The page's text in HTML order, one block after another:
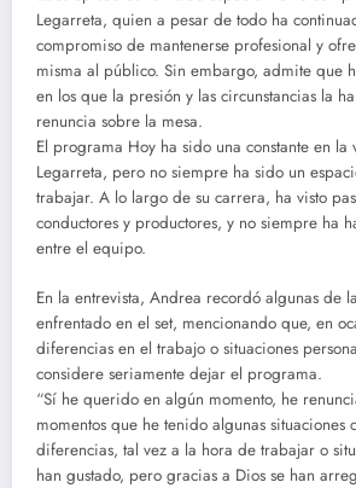
Legarreta, quien a pesar de todo ha
compromiso de mantenerse profesional y
misma al público. Sin embargo, admite que
en los que la presión y las circunstancias la
renuncia sobre la mesa.
El programa Hoy ha sido una constante en
Legarreta, pero no siempre ha sido un
trabajar. A lo largo de su carrera, ha visto
conductores y productores, y no siempre ha
entre el equipo.
En la entrevista, Andrea recordó algunas de
enfrentado en el set, mencionando que, en
diferencias en el trabajo o situaciones
considere seriamente dejar el programa.
“Sí he querido en algún momento, he
momentos que he tenido algunas situaciones
diferencias, tal vez a la hora de trabajar o
han gustado, pero gracias a Dios se han